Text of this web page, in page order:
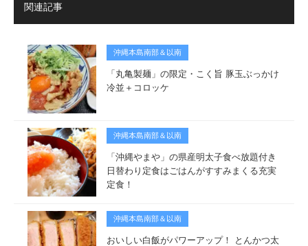
関連記事
沖縄本島南部＆以南
「丸亀製麺」の限定・こく旨 豚玉ぶっかけ
冷並＋コロッケ
沖縄本島南部＆以南
「沖縄やまや」の県産明太子食べ放題付き
日替わり定食はごはんがすすみまくる充実
定食！
沖縄本島南部＆以南
おいしい白飯がパワーアップ！ とんかつ太